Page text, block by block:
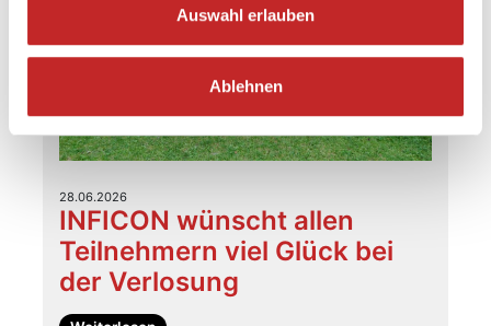
Auswahl erlauben
Ablehnen
28.06.2026
INFICON wünscht allen
Teilnehmern viel Glück bei
der Verlosung